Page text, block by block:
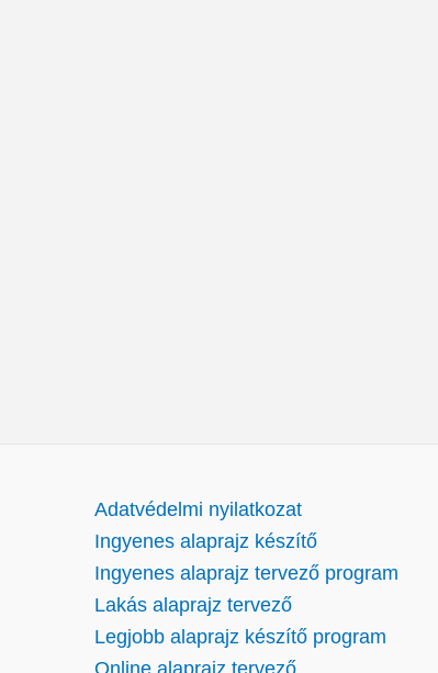
Adatvédelmi nyilatkozat
Ingyenes alaprajz készítő
Ingyenes alaprajz tervező program
Lakás alaprajz tervező
Legjobb alaprajz készítő program
Online alaprajz tervező